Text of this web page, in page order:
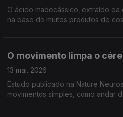
O ácido madecássico, extraído da
na base de muitos produtos de
O movimento limpa o
13 mai. 2026
Estudo publicado na Nature
movimentos simples, como andar